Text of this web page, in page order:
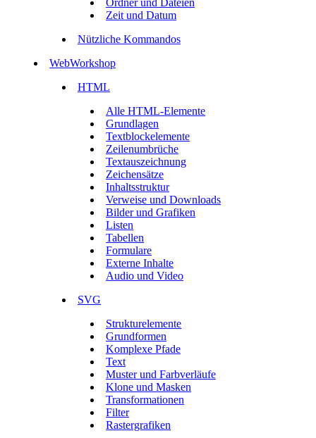
Ordner und Dateien
Zeit und Datum
Nützliche Kommandos
WebWorkshop
HTML
Alle HTML-Elemente
Grundlagen
Textblockelemente
Zeilenumbrüche
Textauszeichnung
Zeichensätze
Inhaltsstruktur
Verweise und Downloads
Bilder und Grafiken
Listen
Tabellen
Formulare
Externe Inhalte
Audio und Video
SVG
Strukturelemente
Grundformen
Komplexe Pfade
Text
Muster und Farbverläufe
Klone und Masken
Transformationen
Filter
Rastergrafiken